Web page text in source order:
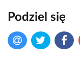
Podziel się